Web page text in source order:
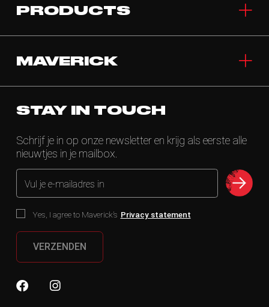
PRODUCTS
MAVERICK
STAY IN TOUCH
Schrijf je in op onze newsletter en krijg als eerste alle
nieuwtjes in je mailbox.
Vul je e-mailadres in
Yes, I agree to Maverick’s Privacy statement
VERZENDEN